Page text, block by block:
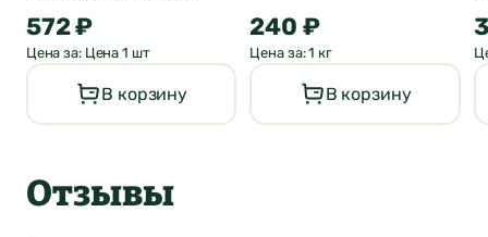
572 ₽
Цена за: Цена 1 шт
В корзину
240 ₽
Цена за: 1 кг
В корзину
Отзывы
Отправить
Понятно